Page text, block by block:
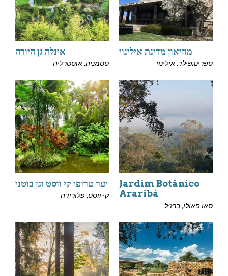
מוזיאון מדינת אילינוי
ספרינגפילד, אילינוי
אינלה גן היורה
טסמניה, אוסטרליה
Jardim Botânico
Araribá
סאו פאולו, ברזיל
יער טרופי קי ווסט וגן בוטני
קי ווסט, פלורידה